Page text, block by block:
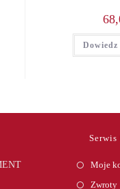
Dowiedz
Moje
Zwroty